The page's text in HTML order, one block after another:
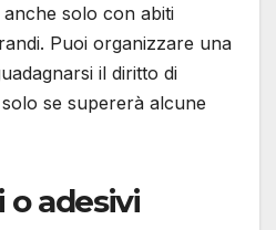
solo con abiti
Puoi organizzare una
il diritto di
se supererà alcune
adesivi